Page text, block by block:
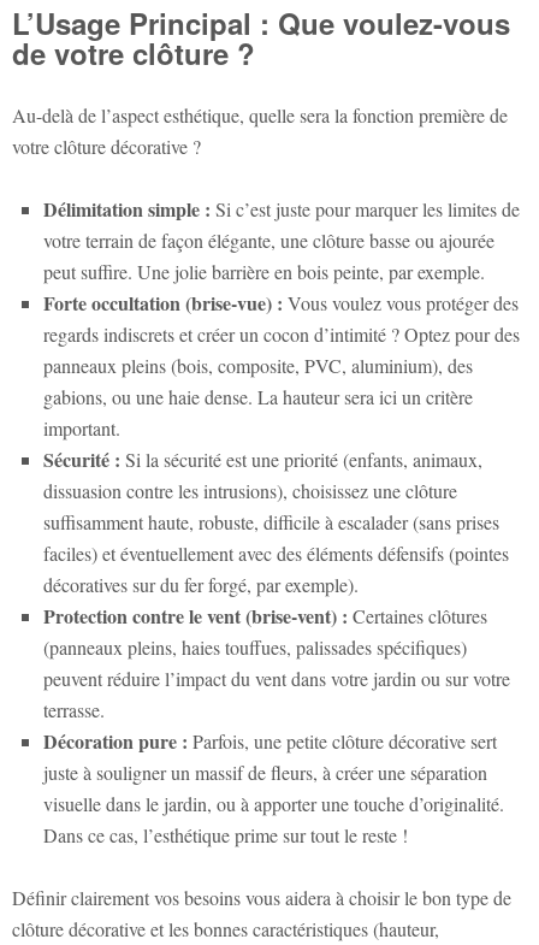
L’Usage Principal : Que voulez-vous
de votre clôture ?
Au-delà de l’aspect esthétique, quelle sera la fonction première de
votre clôture décorative ?
Délimitation simple : Si c’est juste pour marquer les limites de
votre terrain de façon élégante, une clôture basse ou ajourée
peut suffire. Une jolie barrière en bois peinte, par exemple.
Forte occultation (brise-vue) : Vous voulez vous protéger des
regards indiscrets et créer un cocon d’intimité ? Optez pour des
panneaux pleins (bois, composite, PVC, aluminium), des
gabions, ou une haie dense. La hauteur sera ici un critère
important.
Sécurité : Si la sécurité est une priorité (enfants, animaux,
dissuasion contre les intrusions), choisissez une clôture
suffisamment haute, robuste, difficile à escalader (sans prises
faciles) et éventuellement avec des éléments défensifs (pointes
décoratives sur du fer forgé, par exemple).
Protection contre le vent (brise-vent) : Certaines clôtures
(panneaux pleins, haies touffues, palissades spécifiques)
peuvent réduire l’impact du vent dans votre jardin ou sur votre
terrasse.
Décoration pure : Parfois, une petite clôture décorative sert
juste à souligner un massif de fleurs, à créer une séparation
visuelle dans le jardin, ou à apporter une touche d’originalité.
Dans ce cas, l’esthétique prime sur tout le reste !
Définir clairement vos besoins vous aidera à choisir le bon type de
clôture décorative et les bonnes caractéristiques (hauteur,